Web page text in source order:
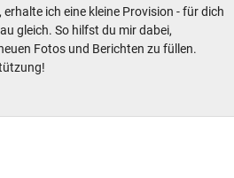
ich eine kleine Provision - für dich
gleich. So hilfst du mir dabei,
Fotos und Berichten zu füllen.